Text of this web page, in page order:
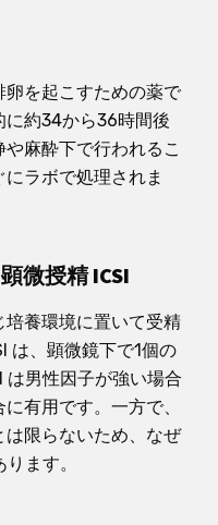
を起こすための薬で
に約34から36時間後
麻酔下で行われるこ
ラボで処理されま
微授精 ICSI
養環境に置いて受精
は、顕微鏡下で1個の
は男性因子が強い場合
有用です。一方で、
限らないため、なぜ
ます。